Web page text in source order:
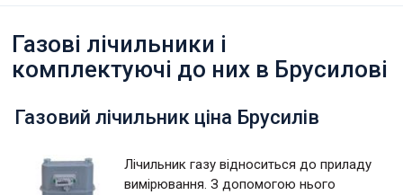
Газові лічильники і
комплектуючі до них в Брусилові
Газовий лічильник ціна Брусилів
Лічильник газу відноситься до приладу
вимірювання. З допомогою нього